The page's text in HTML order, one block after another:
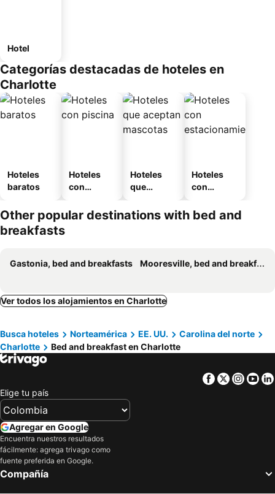
Hotel
Categorías destacadas de hoteles en
Charlotte
Hoteles
baratos
Hoteles
con
Hoteles
que
mascotas
Hoteles
con
miento
Other popular destinations with bed and
breakfasts
Gastonia, bed and breakfasts Mooresville, bed and breakfasts
Ver todos los alojamientos en Charlotte
Busca hoteles Norteamérica EE. UU.
Carolina del norte
Charlotte
Bed and breakfast en Charlotte
Facebook
Twitter
Elige tu país
Agregar en Google
Encuentra nuestros resultados
fácilmente: agrega trivago como
fuente preferida en Google.
Compañía